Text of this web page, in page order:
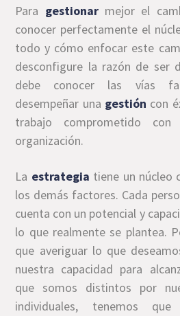
Para gestionarmejor el
conocer perfectamente el
todo y cómo enfocar este
desconfigure la razón de ser
debe conocer las vías
desempeñar una gestión con
trabajo comprometido
organización.
La estrategia tiene un núcleo
los demás factores. Cada
cuenta con un potencial y
lo que realmente se plantea.
que averiguar lo que
nuestra capacidad para
que somos distintos por
individuales, tenemos